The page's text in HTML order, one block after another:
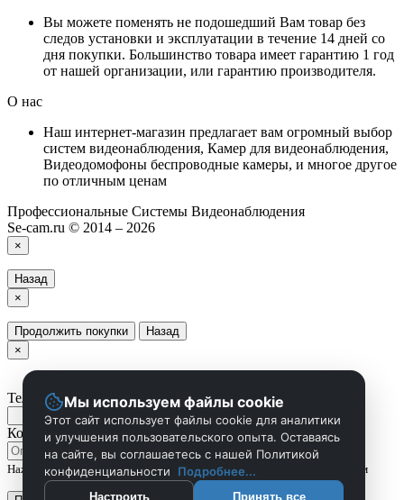
Вы можете поменять не подошедший Вам товар без
следов установки и эксплуатации в течение 14 дней со
дня покупки. Большинство товара имеет гарантию 1 год
от нашей организации, или гарантию производителя.
О нас
Наш интернет-магазин предлагает вам огромный выбор
систем видеонаблюдения, Камер для видеонаблюдения,
Видеодомофоны беспроводные камеры, и многое другое
по отличным ценам
Профессиональные Системы Видеонаблюдения
Se-cam.ru © 2014 – 2026
×
Назад
×
Продолжить покупки
Назад
×
Телефон
Комментарий
Нажмите Отправить чтобы сделать запрос, и мы вам скоро перезвоним
Мы используем файлы cookie
Этот сайт использует файлы cookie для аналитики
и улучшения пользовательского опыта. Оставаясь
на сайте, вы соглашаетесь с нашей Политикой
конфиденциальности
Подробнее...
Настроить Принять все